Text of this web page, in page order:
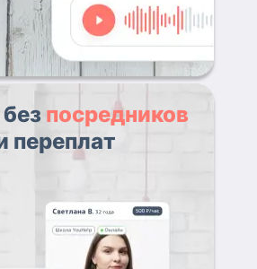
посредников
переплат